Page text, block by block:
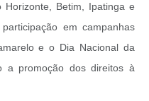
Betim, Ipatinga e
em campanhas
e o Dia Nacional da
a promoção dos direitos à